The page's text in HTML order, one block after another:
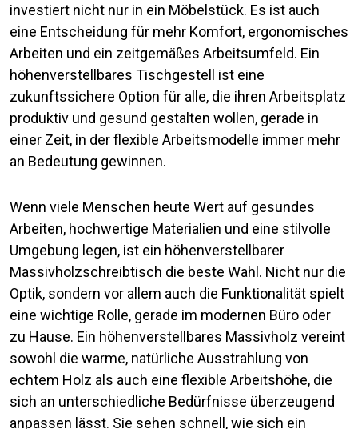
investiert nicht nur in ein Möbelstück. Es ist auch
eine Entscheidung für mehr Komfort, ergonomisches
Arbeiten und ein zeitgemäßes Arbeitsumfeld. Ein
höhenverstellbares Tischgestell ist eine
zukunftssichere Option für alle, die ihren Arbeitsplatz
produktiv und gesund gestalten wollen, gerade in
einer Zeit, in der flexible Arbeitsmodelle immer mehr
an Bedeutung gewinnen.
Wenn viele Menschen heute Wert auf gesundes
Arbeiten, hochwertige Materialien und eine stilvolle
Umgebung legen, ist ein höhenverstellbarer
Massivholzschreibtisch die beste Wahl. Nicht nur die
Optik, sondern vor allem auch die Funktionalität spielt
eine wichtige Rolle, gerade im modernen Büro oder
zu Hause. Ein höhenverstellbares Massivholz vereint
sowohl die warme, natürliche Ausstrahlung von
echtem Holz als auch eine flexible Arbeitshöhe, die
sich an unterschiedliche Bedürfnisse überzeugend
anpassen lässt. Sie sehen schnell, wie sich ein